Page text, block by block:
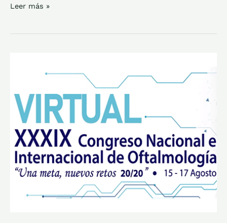
Leer más »
VIRGILIO
GALVIS
CONFERENCIA
AL
MERITO
DOCENTE